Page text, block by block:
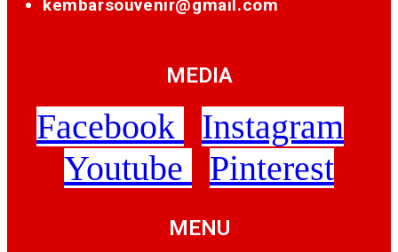
kembarsouvenir@gmail.com
MEDIA
Facebook
Instagram
Youtube
Pinterest
MENU